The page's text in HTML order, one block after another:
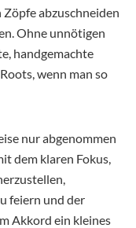
abzuschneiden
Ohne unnötigen
handgemachte
wenn man so
nur abgenommen
dem klaren Fokus,
feiern und der
Akkord ein kleines